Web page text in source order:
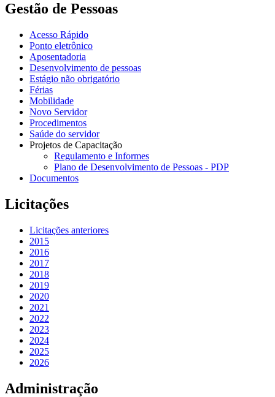
Gestão de Pessoas
Acesso Rápido
Ponto eletrônico
Aposentadoria
Desenvolvimento de pessoas
Estágio não obrigatório
Férias
Mobilidade
Novo Servidor
Procedimentos
Saúde do servidor
Projetos de Capacitação
Regulamento e Informes
Plano de Desenvolvimento de Pessoas - PDP
Documentos
Licitações
Licitações anteriores
2015
2016
2017
2018
2019
2020
2021
2022
2023
2024
2025
2026
Administração